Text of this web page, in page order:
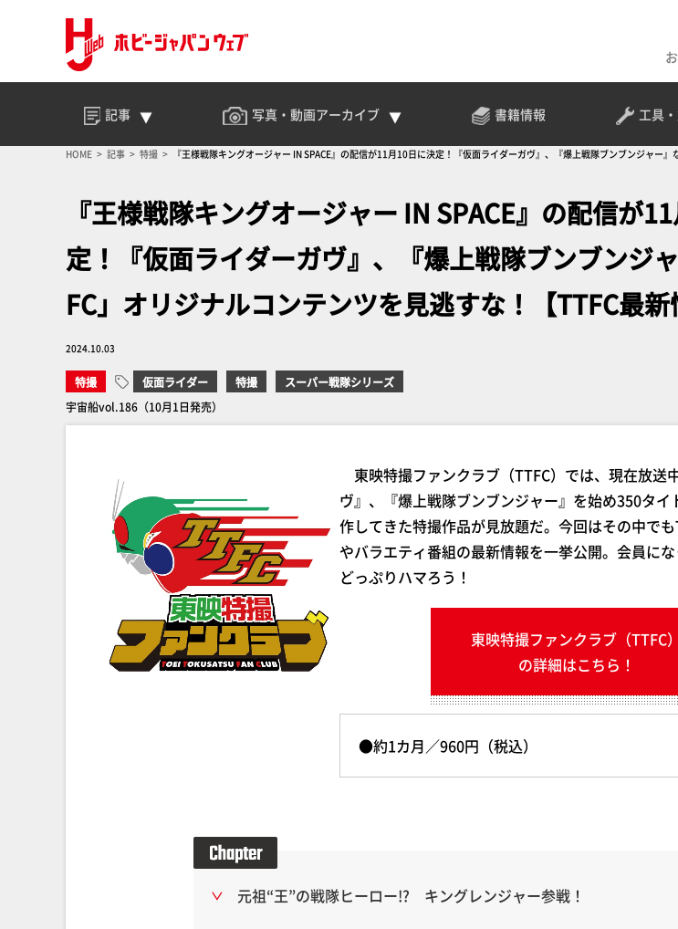
記事 写真・動画アーカイブ 書籍情報 工具
HOME 記事 特撮 『王様戦隊キングオージャー IN SPACE』の配信が11月10日に決定！『仮面ライダーガヴ』、『爆上戦隊ブンブンジャー
『王様戦隊キングオージャー IN SPACE』の配信が
定！『仮面ライダーガヴ』、『爆上戦隊ブンブンジ
FC」オリジナルコンテンツを見逃すな！【TTFC最新
2024.10.03
特撮 仮面ライダー 特撮
スーパー戦隊シリーズ
宇宙船vol.186（10月1日発売）
東映特撮ファンクラブ（TTFC）では、現在放送
ヴ』、『爆上戦隊ブンブンジャー』を始め350タイ
作してきた特撮作品が見放題だ。今回はその中で
やバラエティ番組の最新情報を一挙公開。会員に
どっぷりハマろう！
東映特撮ファンクラブ（TTFC）
の詳細はこちら！
●約1カ月／960円（税込）
元祖“王”の戦隊ヒーロー!? キングレンジャー参戦！